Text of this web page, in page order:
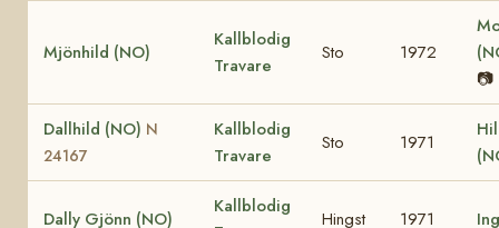
Mjönhild (NO)
Kallblodig
Travare
Sto 1972
📷
Dallhild (NO) N
24167
Kallblodig
Travare
Sto 1971
Dally Gjönn (NO)
Kallblodig
Hingst 1971